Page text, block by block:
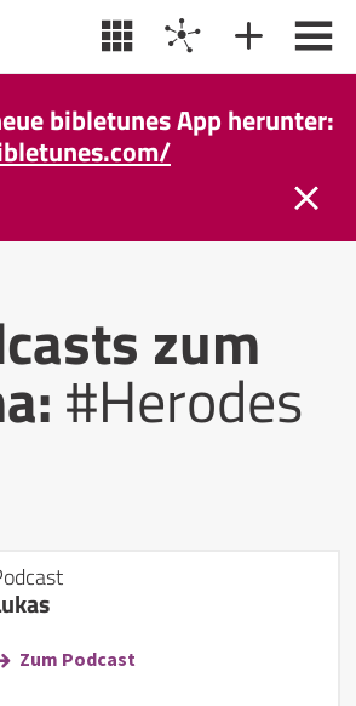
bibletunes App herunter:
zum
#Herodes
Zum Podcast